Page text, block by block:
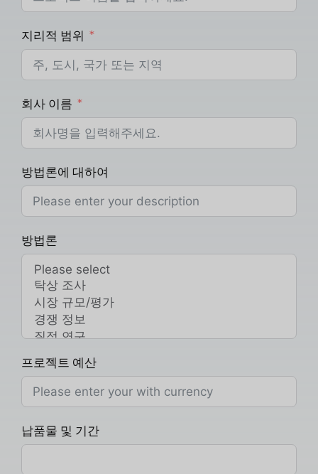
지리적 범위
회사 이름
방법론에 대하여
방법론
프로젝트 예산
납품물 및 기간